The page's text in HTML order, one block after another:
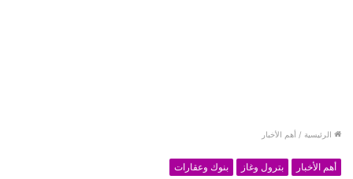
الرئيسية / أهم الأخبار
أهم الأخبار بترول وغاز بنوك وعقارات